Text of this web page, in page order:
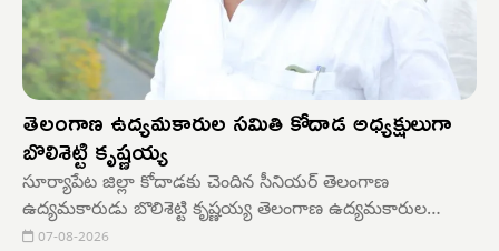
తెలంగాణ ఉద్యమకారుల సమితి కోదాడ అధ్యక్షులుగా
బొలిశెట్టి కృష్ణయ్య
సూర్యాపేట జిల్లా కోదాడకు చెందిన సీనియర్ తెలంగాణ
ఉద్యమకారుడు బొలిశెట్టి కృష్ణయ్య తెలంగాణ ఉద్యమకారుల
సమితి కోదాడ నియోజక వర్గ అధ్యక్షుడు గా నియమితులయ్యారు.
07-08-2026